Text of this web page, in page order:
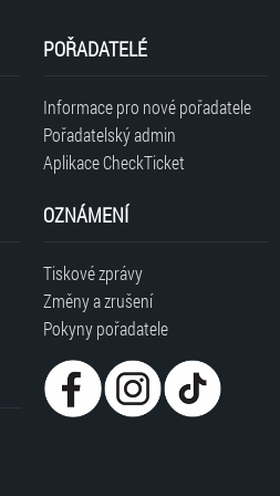
POŘADATELÉ
Informace pro nové pořadatele
Pořadatelský admin
Aplikace CheckTicket
OZNÁMENÍ
Tiskové zprávy
Změny a zrušení
Pokyny pořadatele